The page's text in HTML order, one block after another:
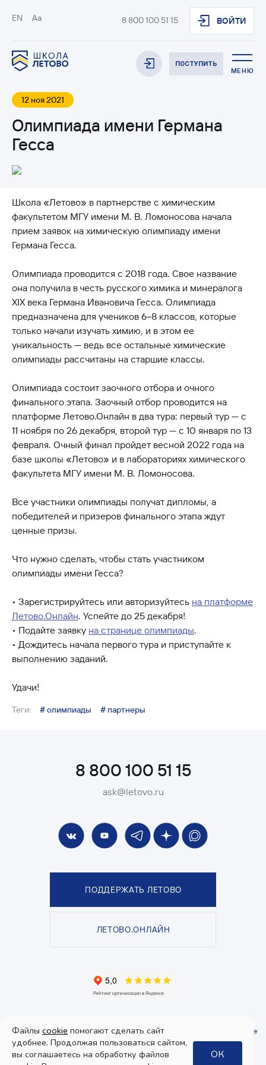
EN Aa 8 800 100 51 15 ВОЙТИ
ПОСТУПИТЬ
МЕНЮ
12 ноя 2021
Олимпиада имени Германа
Гесса
Школа «Летово» в партнерстве с химическим
факультетом МГУ имени М. В. Ломоносова начала
прием заявок на химическую олимпиаду имени
Германа Гесса.
Олимпиада проводится с 2018 года. Свое название
она получила в честь русского химика и минералога
XIX века Германа Ивановича Гесса. Олимпиада
предназначена для учеников 6–8 классов, которые
только начали изучать химию, и в этом ее
уникальность — ведь все остальные химические
олимпиады рассчитаны на старшие классы.
Олимпиада состоит заочного отбора и очного
финального этапа. Заочный отбор проводится на
платформе Летово.Онлайн в два тура: первый тур — с
11 ноября по 26 декабря, второй тур — с 10 января по 13
февраля. Очный финал пройдет весной 2022 года на
базе школы «Летово» и в лабораториях химического
факультета МГУ имени М. В. Ломоносова.
Все участники олимпиады получат дипломы, а
победителей и призеров финального этапа ждут
ценные призы.
Что нужно сделать, чтобы стать участником
олимпиады имени Гесса?
• Зарегистрируйтесь или авторизуйтесь на платформе
Летово.Онлайн. Успейте до 25 декабря!
• Подайте заявку на странице олимпиады.
• Дождитесь начала первого тура и приступайте к
выполнению заданий.
Удачи!
Теги: # олимпиады # партнеры
8 800 100 51 15
ask@letovo.ru
ПОДДЕРЖАТЬ ЛЕТОВО
ЛЕТОВО.ОНЛАЙН
Политика конфиденциальностиипользовательское соглашение
Согласие
на получение рекламы
Файлы cookie помогают сделать сайт
удобнее. Продолжая пользоваться сайтом,
вы соглашаетесь на обработку файлов
ОК